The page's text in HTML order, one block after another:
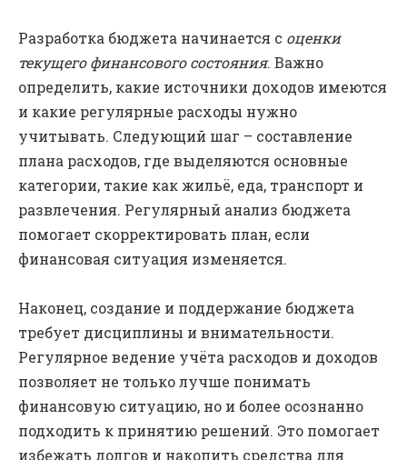
Разработка бюджета начинается с оценки
текущего финансового состояния. Важно
определить, какие источники доходов имеются
и какие регулярные расходы нужно
учитывать. Следующий шаг – составление
плана расходов, где выделяются основные
категории, такие как жильё, еда, транспорт и
развлечения. Регулярный анализ бюджета
помогает скорректировать план, если
финансовая ситуация изменяется.
Наконец, создание и поддержание бюджета
требует дисциплины и внимательности.
Регулярное ведение учёта расходов и доходов
позволяет не только лучше понимать
финансовую ситуацию, но и более осознанно
подходить к принятию решений. Это помогает
избежать долгов и накопить средства для